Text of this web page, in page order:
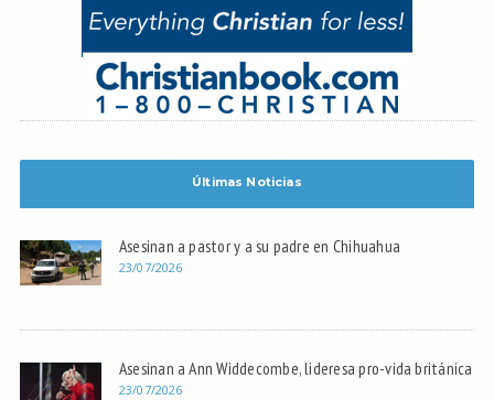
Últimas Noticias
Asesinan a pastor y a su padre en Chihuahua
23/07/2026
Asesinan a Ann Widdecombe, lideresa pro-vida británica
23/07/2026